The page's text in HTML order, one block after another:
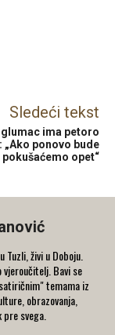
Sledeći tekst
ima petoro
„Ako ponovo bude
pokušaćemo opet“
Tuzli, živi u Doboju.
Bavi se
temama iz
obrazovanja,
svega.